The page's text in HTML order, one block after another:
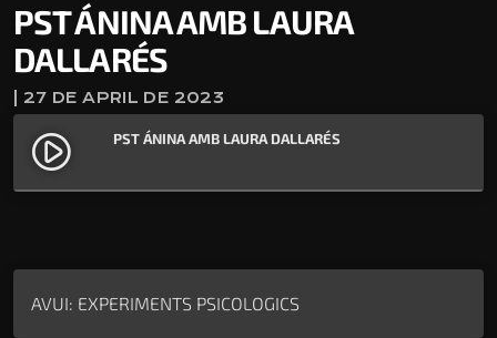
PST ÁNINA AMB LAURA
DALLARÉS
| 27 DE APRIL DE 2023
play_circle_filled PST ÁNINA AMB LAURA DALLARÉS
AVUI: EXPERIMENTS PSICOLOGICS